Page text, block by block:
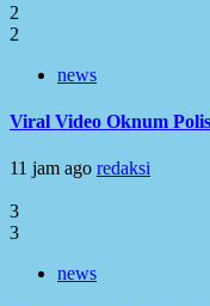
2
2
news
Viral Video Oknum
11 jam ago redaksi
3
3
news